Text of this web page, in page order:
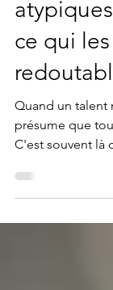
ce qui les
Quand un talent
C'est souvent là
passent à côté
redoutables.